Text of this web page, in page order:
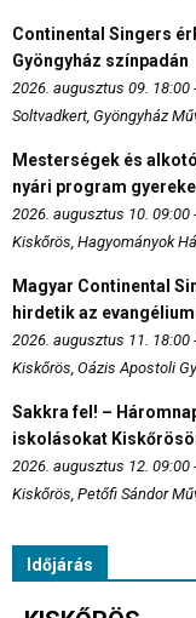
Continental Singers
Gyöngyház színpadán
2026. augusztus 09. 18:00
Soltvadkert, Gyöngyház
Mesterségek és
nyári program
2026. augusztus 10. 09:00
Kiskőrös, Hagyományok
Magyar Continental
hirdetik az
2026. augusztus 11. 18:00
Kiskőrös, Oázis Apostoli
Sakkra fel! –
iskolásokat
2026. augusztus 12. 09:00
Kiskőrös, Petőfi Sándor
Időjárás